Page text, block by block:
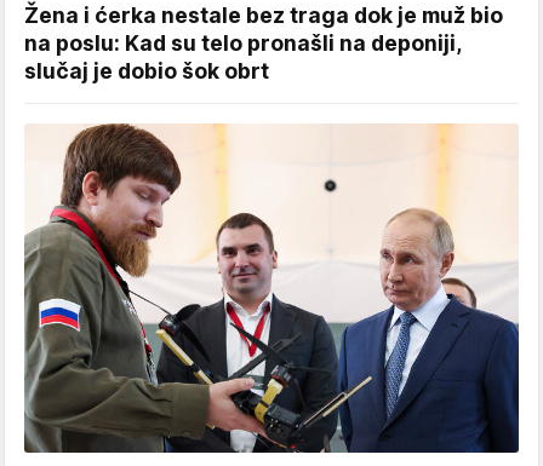
Žena i ćerka nestale bez traga dok je muž bio
na poslu: Kad su telo pronašli na deponiji,
slučaj je dobio šok obrt